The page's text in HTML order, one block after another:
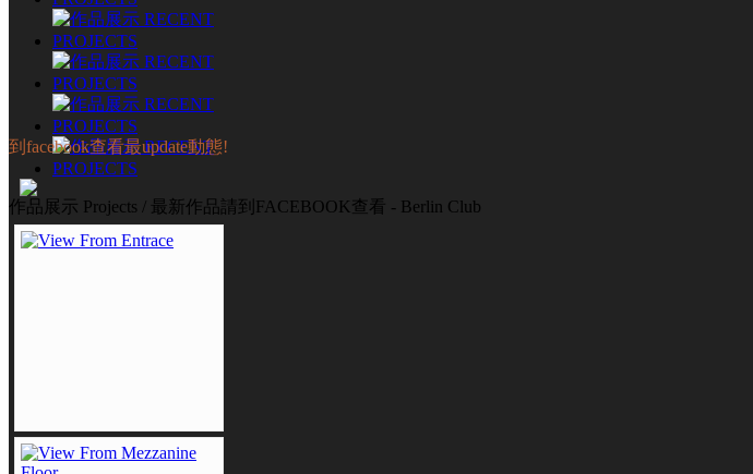
到facebook查看最update動態!
作品展示 Projects / 最新作品請到FACEBOOK查看 - Berlin Club